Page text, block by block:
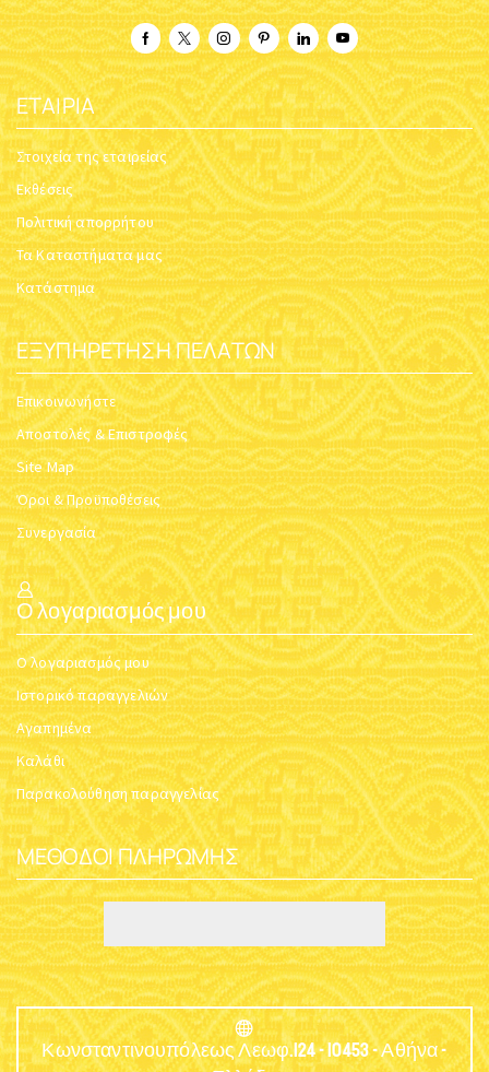
ΕΤΑΙΡΊΑ
Στοιχεία της εταιρείας
Εκθέσεις
Πολιτική απορρήτου
Τα Καταστήματα μας
Κατάστημα
ΕΞΥΠΗΡΈΤΗΣΗ ΠΕΛΑΤΏΝ
Επικοινωνήστε
Αποστολές & Επιστροφές
Site Map
Όροι & Προϋποθέσεις
Συνεργασία
Ο λογαριασμός μου
Ο λογαριασμός μου
Ιστορικό παραγγελιών
Αγαπημένα
Καλάθι
Παρακολούθηση παραγγελίας
ΜΈΘΟΔΟΙ ΠΛΗΡΩΜΉΣ
Κωνσταντινουπόλεως Λεωφ.124 - 10453 - Αθήνα -